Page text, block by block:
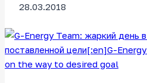
28.03.2018